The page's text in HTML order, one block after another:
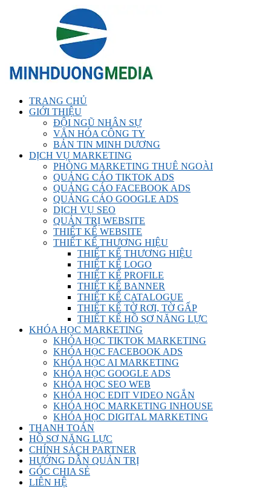
TRANG CHỦ
GIỚI THIỆU
ĐỘI NGŨ NHÂN SỰ
VĂN HÓA CÔNG TY
BẢN TIN MINH DƯƠNG
DỊCH VỤ MARKETING
PHÒNG MARKETING THUÊ NGOÀI
QUẢNG CÁO TIKTOK ADS
QUẢNG CÁO FACEBOOK ADS
QUẢNG CÁO GOOGLE ADS
DỊCH VỤ SEO
QUẢN TRỊ WEBSITE
THIẾT KẾ WEBSITE
THIẾT KẾ THƯƠNG HIỆU
THIẾT KẾ THƯƠNG HIỆU
THIẾT KẾ LOGO
THIẾT KẾ PROFILE
THIẾT KẾ BANNER
THIẾT KẾ CATALOGUE
THIẾT KẾ TỜ RƠI, TỜ GẤP
THIẾT KẾ HỒ SƠ NĂNG LỰC
KHÓA HỌC MARKETING
KHÓA HỌC TIKTOK MARKETING
KHÓA HỌC FACEBOOK ADS
KHÓA HỌC AI MARKETING
KHÓA HỌC GOOGLE ADS
KHÓA HỌC SEO WEB
KHÓA HỌC EDIT VIDEO NGẮN
KHÓA HỌC MARKETING INHOUSE
KHÓA HỌC DIGITAL MARKETING
THANH TOÁN
HỒ SƠ NĂNG LỰC
CHÍNH SÁCH PARTNER
HƯỚNG DẪN QUẢN TRỊ
GÓC CHIA SẺ
LIÊN HỆ